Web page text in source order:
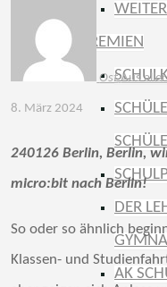
GREMIEN
DER
AK
Ost Aus
8. März 2024
240126 Berlin, Berlin,
micro:bit nach Berlin!
So oder so ähnlich
Klassen- und